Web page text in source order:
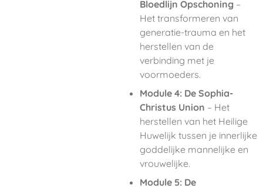
Bloedlijn Opschoning –
Het transformeren van
generatie-trauma en het
herstellen van de
verbinding met je
voormoeders.
Module 4: De Sophia-
Christus Union – Het
herstellen van het Heilige
Huwelijk tussen je innerlijke
goddelijke mannelijke en
vrouwelijke.
Module 5: De